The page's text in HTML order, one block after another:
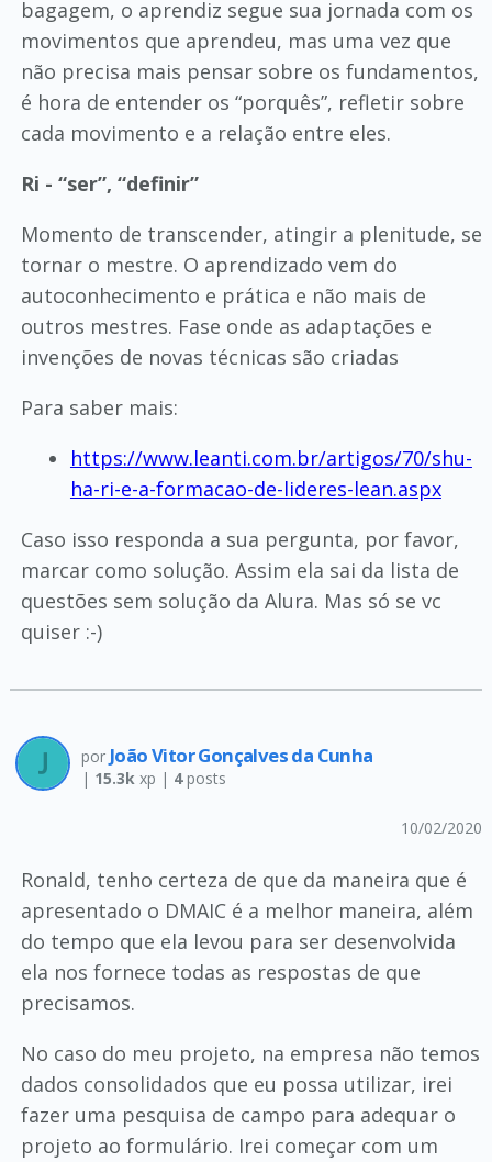
bagagem, o aprendiz segue sua jornada com os
movimentos que aprendeu, mas uma vez que
não precisa mais pensar sobre os fundamentos,
é hora de entender os “porquês”, refletir sobre
cada movimento e a relação entre eles.
Ri - “ser”, “definir”
Momento de transcender, atingir a plenitude, se
tornar o mestre. O aprendizado vem do
autoconhecimento e prática e não mais de
outros mestres. Fase onde as adaptações e
invenções de novas técnicas são criadas
Para saber mais:
https://www.leanti.com.br/artigos/70/shu-
ha-ri-e-a-formacao-de-lideres-lean.aspx
Caso isso responda a sua pergunta, por favor,
marcar como solução. Assim ela sai da lista de
questões sem solução da Alura. Mas só se vc
quiser :-)
por João Vitor Gonçalves da Cunha
| 15.3kxp | 4posts
10/02/2020
Ronald, tenho certeza de que da maneira que é
apresentado o DMAIC é a melhor maneira, além
do tempo que ela levou para ser desenvolvida
ela nos fornece todas as respostas de que
precisamos.
No caso do meu projeto, na empresa não temos
dados consolidados que eu possa utilizar, irei
fazer uma pesquisa de campo para adequar o
projeto ao formulário. Irei começar com um